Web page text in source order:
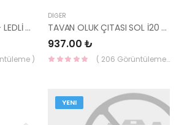
FAR ÖN SAĞ İ20 2021- LEDLİ 92102-Q0100-HMC
)
DIĞER
TAVAN OLUK ÇITASI SOL İ20 2020- 87230-Q0000-MOBIS-S
937.00 ₺
( 206 Görüntüleme )
YENI